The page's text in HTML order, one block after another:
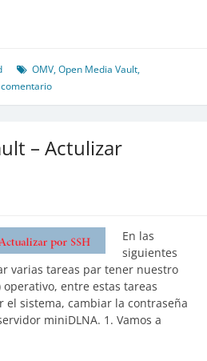
OMV,Open Media Vault,
– Actulizar
En las
siguientes
varias tareas par tener nuestro
entre estas tareas
el sistema, cambiar la contraseña
miniDLNA. 1. Vamos a